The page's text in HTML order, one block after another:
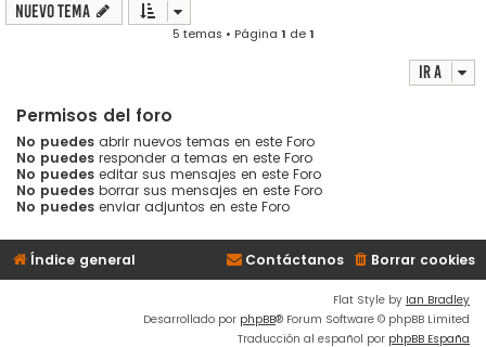
Nuevo Tema
5 temas • Página 1 de1
Ir a
Permisos del foro
No puedes abrir nuevos temas en este Foro
No puedes responder a temas en este Foro
No puedes editar sus mensajes en este Foro
No puedes borrar sus mensajes en este Foro
No puedes enviar adjuntos en este Foro
Índice general Borrar cookies
Contáctanos
Flat Style by Ian Bradley
Desarrollado por phpBB® Forum Software © phpBB Limited
Traducción al español por phpBB España